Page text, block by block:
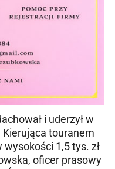
i uderzył w
touranem
1,5 tys. zł
oficer prasowy